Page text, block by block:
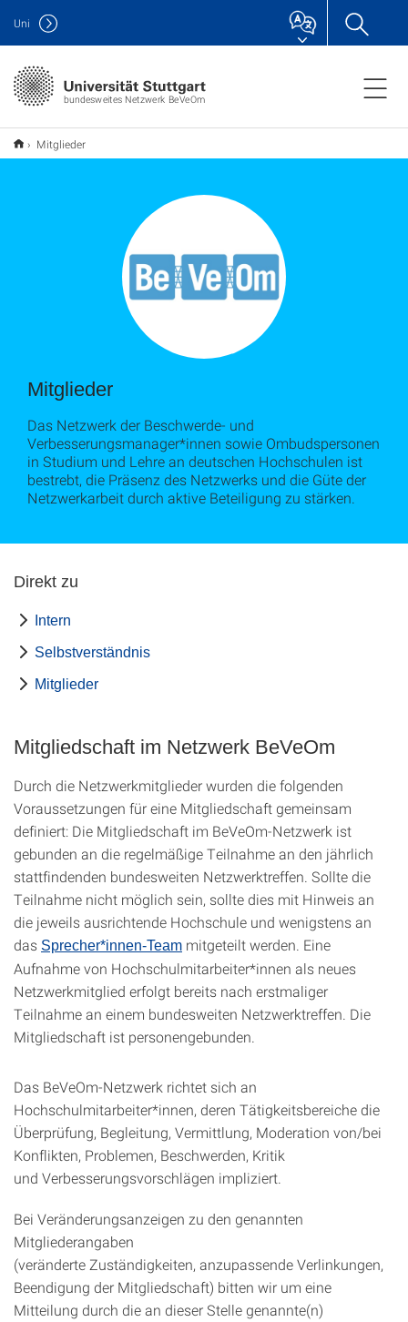
bundesweites Netzwerk BeVeOm
Uni
Mitglieder
Mitglieder
Das Netzwerk der Beschwerde- und
Verbesserungsmanager*innen sowie Ombudspersonen
in Studium und Lehre an deutschen Hochschulen ist
bestrebt, die Präsenz des Netzwerks und die Güte der
Netzwerkarbeit durch aktive Beteiligung zu stärken.
Direkt zu
Intern
Selbstverständnis
Mitglieder
Mitgliedschaft im Netzwerk BeVeOm
Durch die Netzwerkmitglieder wurden die folgenden
Voraussetzungen für eine Mitgliedschaft gemeinsam
definiert: Die Mitgliedschaft im BeVeOm-Netzwerk ist
gebunden an die regelmäßige Teilnahme an den jährlich
stattfindenden bundesweiten Netzwerktreffen. Sollte die
Teilnahme nicht möglich sein, sollte dies mit Hinweis an
die jeweils ausrichtende Hochschule und wenigstens an
das Sprecher*innen-Team mitgeteilt werden. Eine
Aufnahme von Hochschulmitarbeiter*innen als neues
Netzwerkmitglied erfolgt bereits nach erstmaliger
Teilnahme an einem bundesweiten Netzwerktreffen. Die
Mitgliedschaft ist personengebunden.
Das BeVeOm-Netzwerk richtet sich an
Hochschulmitarbeiter*innen, deren Tätigkeitsbereiche die
Überprüfung, Begleitung, Vermittlung, Moderation von/bei
Konflikten, Problemen, Beschwerden, Kritik
und Verbesserungsvorschlägen impliziert.
Bei Veränderungsanzeigen zu den genannten
Mitgliederangaben
(veränderte Zuständigkeiten, anzupassende Verlinkungen,
Beendigung der Mitgliedschaft) bitten wir um eine
Mitteilung durch die an dieser Stelle genannte(n)